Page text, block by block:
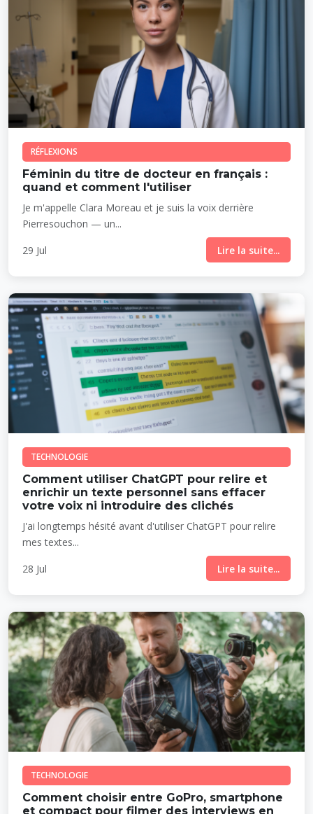
RÉFLEXIONS
Féminin du titre de docteur en français :
quand et comment l'utiliser
Je m'appelle Clara Moreau et je suis la voix derrière
Pierresouchon — un...
29 Jul
Lire la suite...
TECHNOLOGIE
Comment utiliser ChatGPT pour relire et
enrichir un texte personnel sans effacer
votre voix ni introduire des clichés
J'ai longtemps hésité avant d'utiliser ChatGPT pour relire
mes textes...
28 Jul
Lire la suite...
TECHNOLOGIE
Comment choisir entre GoPro, smartphone
et compact pour filmer des interviews en